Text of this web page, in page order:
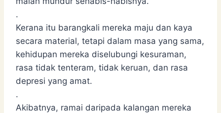
.
Kerana itu barangkali mereka maju dan kaya
secara material, tetapi dalam masa yang sama,
kehidupan mereka diselubungi kesuraman,
rasa tidak tenteram, tidak keruan, dan rasa
depresi yang amat.
.
Akibatnya, ramai daripada kalangan mereka